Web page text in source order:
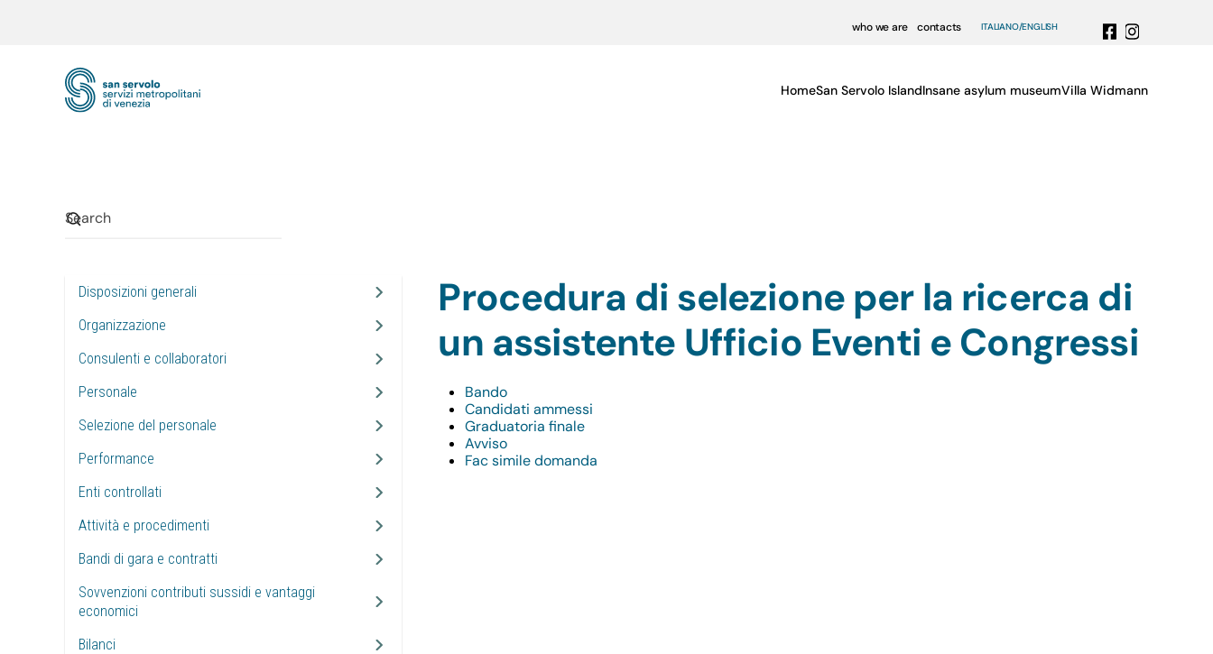
who we are contacts ITALIANO ENGLISH
HomeSan Servolo IslandInsane asylum museumVilla Widmann
Disposizioni generali
Organizzazione
Consulenti e collaboratori
Personale
Selezione del personale
Performance
Enti controllati
Attività e procedimenti
Bandi di gara e contratti
Sovvenzioni contributi sussidi e vantaggi
economici
Bilanci
Procedura di selezione per la ricerca di
un assistente Ufficio Eventi e Congressi
Bando
Candidati ammessi
Graduatoria finale
Avviso
Fac simile domanda